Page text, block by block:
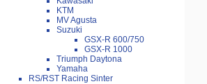
KTM
MV Agusta
Suzuki
GSX-R 600/750
GSX-R 1000
Triumph Daytona
Yamaha
RS/RST Racing Sinter